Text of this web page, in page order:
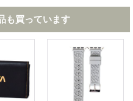
も買っています